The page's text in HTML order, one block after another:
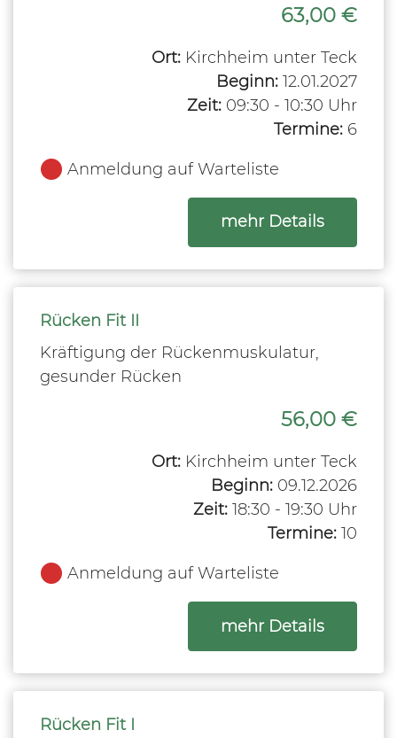
63,00 €
Ort: Kirchheim unter Teck
Beginn: 12.01.2027
Zeit: 09:30 - 10:30 Uhr
Termine: 6
Anmeldung auf Warteliste
mehr Detailszum
Rücken Fit II
Kräftigung der Rückenmuskulatur,
gesunder Rücken
56,00 €
Ort: Kirchheim unter Teck
Beginn: 09.12.2026
Zeit: 18:30 - 19:30 Uhr
Termine: 10
Anmeldung auf Warteliste
mehr Detailszum
Rücken Fit I